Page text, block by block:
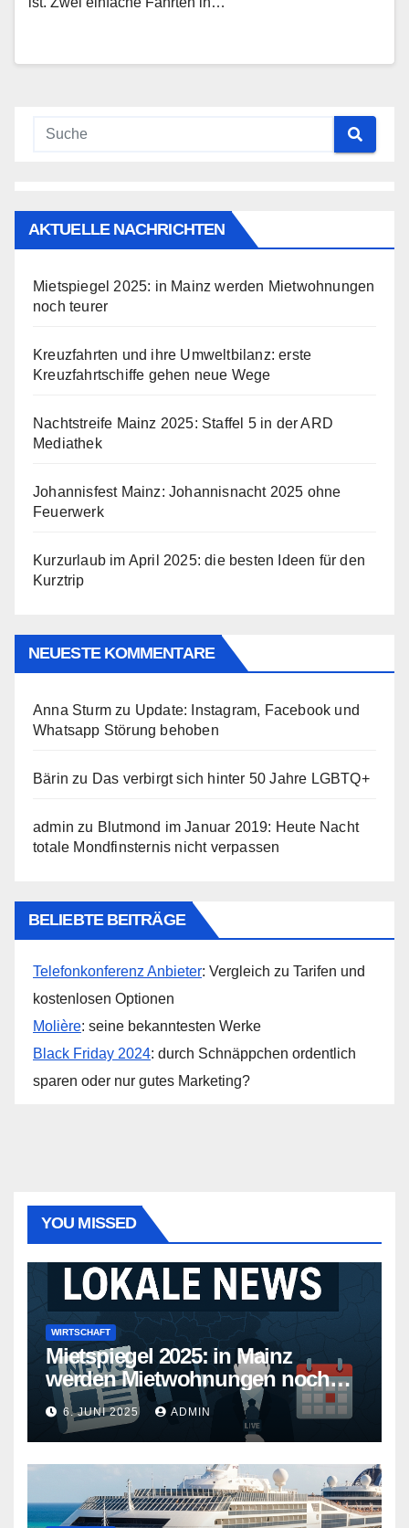
AKTUELLE NACHRICHTEN
Mietspiegel 2025: in Mainz werden Mietwohnungen
noch teurer
Kreuzfahrten und ihre Umweltbilanz: erste
Kreuzfahrtschiffe gehen neue Wege
Nachtstreife Mainz 2025: Staffel 5 in der ARD
Mediathek
Johannisfest Mainz: Johannisnacht 2025 ohne
Feuerwerk
Kurzurlaub im April 2025: die besten Ideen für den
Kurztrip
NEUESTE KOMMENTARE
Anna Sturm zu Update: Instagram, Facebook und
Whatsapp Störung behoben
Bärin zu Das verbirgt sich hinter 50 Jahre LGBTQ+
admin zu Blutmond im Januar 2019: Heute Nacht
totale Mondfinsternis nicht verpassen
BELIEBTE BEITRÄGE
Telefonkonferenz Anbieter: Vergleich zu Tarifen und
kostenlosen Optionen
Molière: seine bekanntesten Werke
Black Friday 2024: durch Schnäppchen ordentlich
sparen oder nur gutes Marketing?
YOU MISSED
WIRTSCHAFT
Mietspiegel 2025: in Mainz
werden Mietwohnungen noch
teurer
6. JUNI 2025 ADMIN